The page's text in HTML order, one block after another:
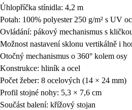
Úhlopříčka stínidla: 4,2 m
Potah: 100% polyester 250 g/m² s UV
Ovládání: pákový mechanismus s
Možnost nastavení sklonu vertikálně i
Otočný mechanismus o 360° kolem osy
Konstrukce: hliník a ocel
Počet žeber: 8 ocelových (14 × 24 mm)
Profil stojné nohy: 5,3 × 7,6 cm
Součást balení: křížový stojan